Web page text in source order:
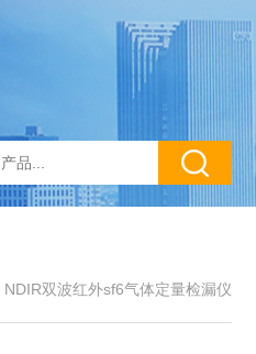
NDIR双波红外sf6气体定量检漏仪